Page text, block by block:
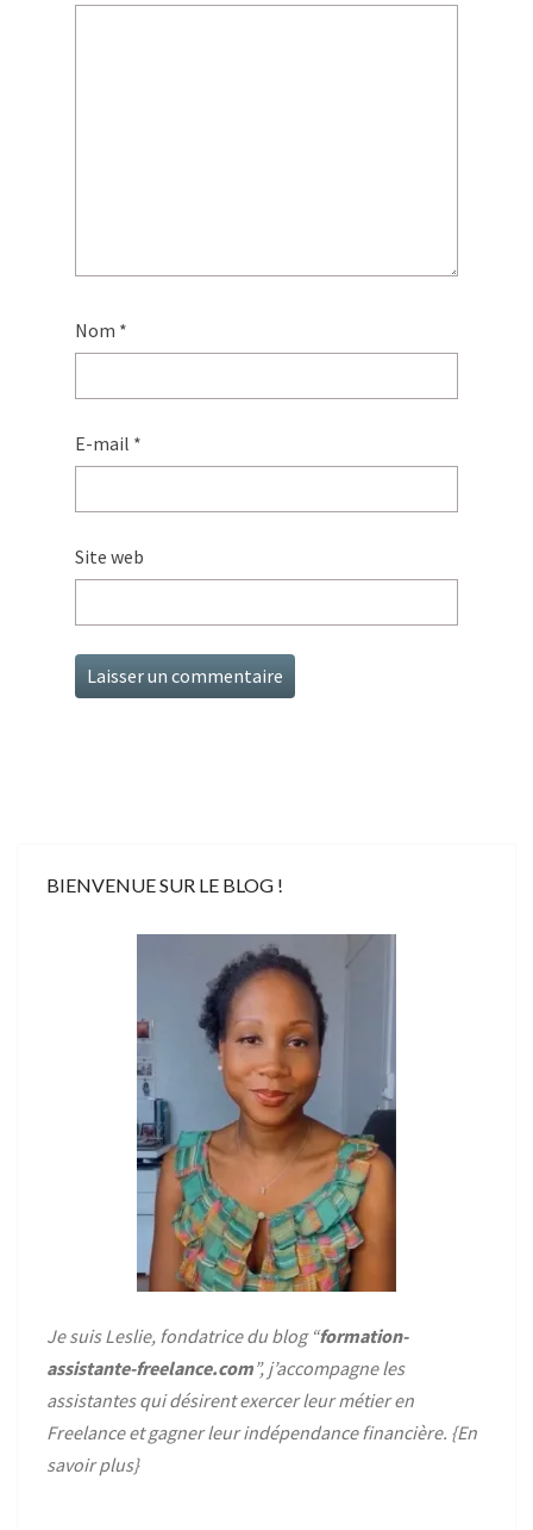
Nom *
E-mail *
Site web
BIENVENUE SUR LE BLOG !
Je suis Leslie, fondatrice du blog “formation-
assistante-freelance.com”, j’accompagne les
assistantes qui désirent exercer leur métier en
Freelance et gagner leur indépendance financière. {En
savoir plus}